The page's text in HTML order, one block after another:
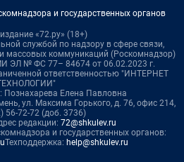
и государственных органов
«72.ру» (18+)
службой по надзору в сфере связи,
массовых коммуникаций (Роскомнадзор)
ЭЛ № ФС 77– 84674 от 06.02.2023 г.
ответственностью "ИНТЕРНЕТ
Познахарева Елена Павловна
ул. Максима Горького, д. 76, офис 214,
56-72-72 (доб. 3736)
редакции: 72@shkulev.ru
и государственных органов:
Техподдержка: help@shkulev.ru